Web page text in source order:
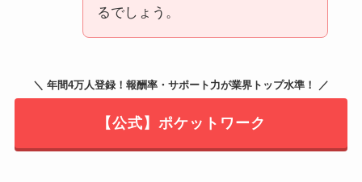
るでしょう。
＼ 年間4万人登録！報酬率・サポート力が業界トップ水準！ ／
【公式】ポケットワーク